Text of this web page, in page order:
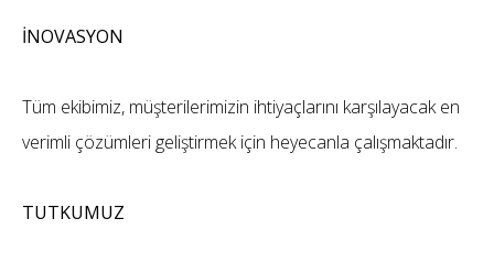
İNOVASYON
Tüm ekibimiz, müşterilerimizin ihtiyaçlarını karşılayacak en
verimli çözümleri geliştirmek için heyecanla çalışmaktadır.
TUTKUMUZ